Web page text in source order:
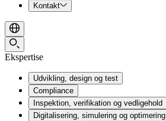
Kontakt
Ekspertise
Udvikling, design og test
Compliance
Inspektion, verifikation og vedligehold
Digitalisering, simulering og optimering